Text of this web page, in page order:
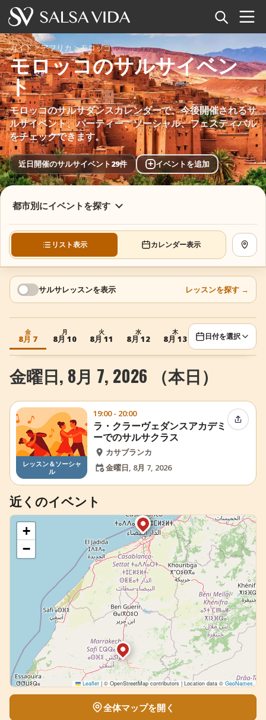
ホーム
イベント
ニュース
記事
動画
ショップ
TuneTempo
+ イベントを追加
ガイド>アフリカ >モロッコ
モロッコのサルサイベン
ト
モロッコのサルサダンスカレンダーで、今後開催されるサ
ルサイベント、パーティー、ソーシャル、フェスティバル
をチェックできます。
近日開催のサルサイベント29件 + イベントを追加
都市別にイベントを探す
リスト表示 カレンダー表示 地図
サルサレッスンを表示 レッスンを探す →
金
8月 7
月
8月 10
火
8月 11
水
8月 12
木
8月 13
金
8月 14 8月 17
日付を選択
金曜日, 8月 7, 2026 （本日）
レッスン＆ソーシャ
ル
19:00 - 20:00
ラ・クラーヴェダンスアカデミ
ーでのサルサクラス
カサブランカ
金曜日, 8月 7, 2026
イベン
近くのイベント
+
−
Leaflet | © OpenStreetMap contributors | Location data © GeoNames
全体マップを開く